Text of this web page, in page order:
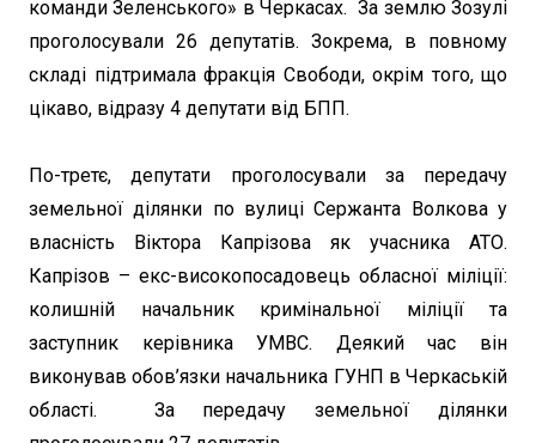
команди Зеленського» в Черкасах. За землю Зозулі
проголосували 26 депутатів. Зокрема, в повному
складі підтримала фракція Свободи, окрім того, що
цікаво, відразу 4 депутати від БПП.
По-третє, депутати проголосували за передачу
земельної ділянки по вулиці Сержанта Волкова у
власність Віктора Капрізова як учасника АТО.
Капрізов – екс-високопосадовець обласної міліції:
колишній начальник кримінальної міліції та
заступник керівника УМВС. Деякий час він
виконував обов’язки начальника ГУНП в Черкаській
області. За передачу земельної ділянки